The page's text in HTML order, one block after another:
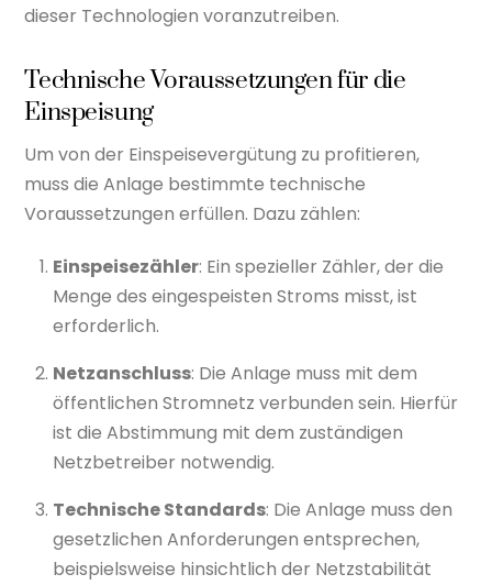
dieser Technologien voranzutreiben.
Technische Voraussetzungen für die
Einspeisung
Um von der Einspeisevergütung zu profitieren,
muss die Anlage bestimmte technische
Voraussetzungen erfüllen. Dazu zählen:
Einspeisezähler: Ein spezieller Zähler, der die
Menge des eingespeisten Stroms misst, ist
erforderlich.
Netzanschluss: Die Anlage muss mit dem
öffentlichen Stromnetz verbunden sein. Hierfür
ist die Abstimmung mit dem zuständigen
Netzbetreiber notwendig.
Technische Standards: Die Anlage muss den
gesetzlichen Anforderungen entsprechen,
beispielsweise hinsichtlich der Netzstabilität